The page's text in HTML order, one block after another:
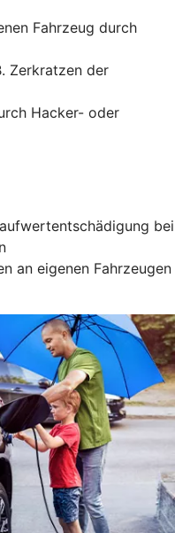
Fahrzeug durch
Zerkratzen der
Hacker- oder
bei
an eigenen Fahrzeugen